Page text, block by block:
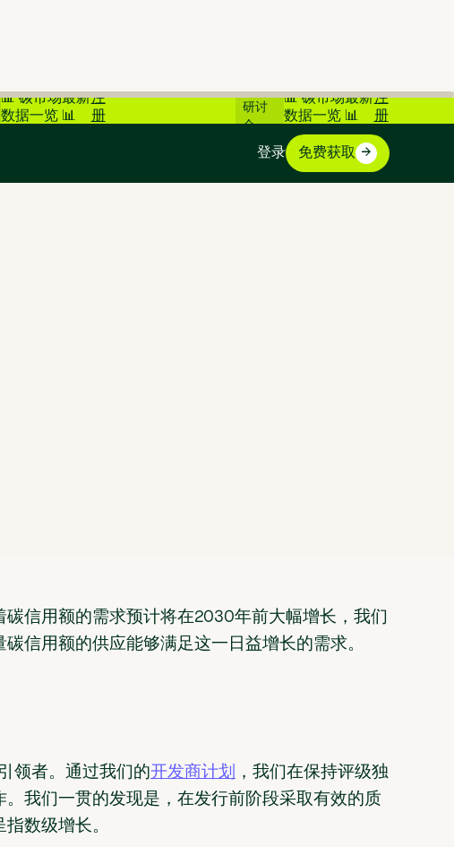
📊 碳市场最新
数据一览 📊
注
册
在线
研讨
会
📊 碳市场最新
数据一览 📊
注
册
登录 免费获取
信用额的需求预计将在2030年前大幅增长，我们
信用额的供应能够满足这一日益增长的需求。
领者。通过我们的开发商计划
，我们在保持评级独
我们一贯的发现是，在发行前阶段采取有效的质
数级增长。